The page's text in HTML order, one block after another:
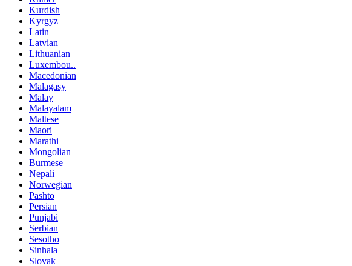
Kurdish
Kyrgyz
Latin
Latvian
Lithuanian
Luxembou..
Macedonian
Malagasy
Malay
Malayalam
Maltese
Maori
Marathi
Mongolian
Burmese
Nepali
Norwegian
Pashto
Persian
Punjabi
Serbian
Sesotho
Sinhala
Slovak